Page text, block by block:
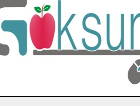
İlçe Jandarma Komutanı Karakaya’dan
Bertiz’in Yeni Köprüsünde Sona Doğru.